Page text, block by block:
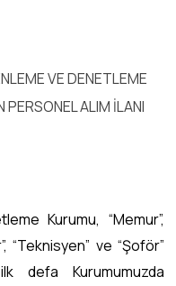
VE DENETLEME
PERSONEL ALIM İLANI
Kurumu, “Memur”,
“Teknisyen” ve “Şoför”
defa Kurumumuzda